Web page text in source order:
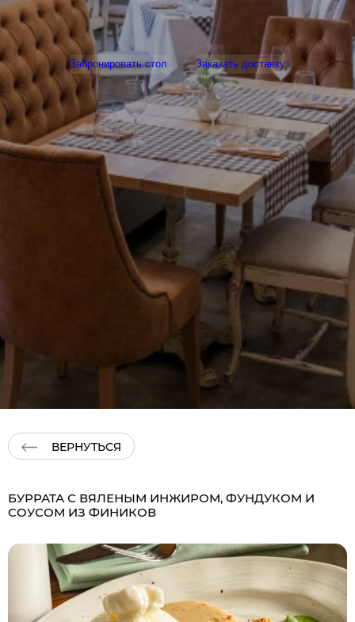
Забронировать стол Заказать доставку
ВЕРНУТЬСЯ
БУРРАТА С ВЯЛЕНЫМ ИНЖИРОМ, ФУНДУКОМ И
СОУСОМ ИЗ ФИНИКОВ